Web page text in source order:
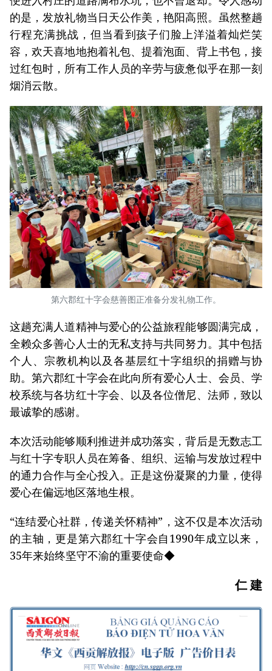
的是，发放礼物当日天公作美，艳阳高照。虽然整趟
行程充满挑战，但当看到孩子们脸上洋溢着灿烂笑
容，欢天喜地地抱着礼包、提着泡面、背上书包，接
过红包时，所有工作人员的辛劳与疲惫似乎在那一刻
烟消云散。
第六郡红十字会慈善图正准备分发礼物工作。
这趟充满人道精神与爱心的公益旅程能够圆满完成，
全赖众多善心人士的无私支持与共同努力。其中包括
个人、宗教机构以及各基层红十字组织的捐赠与协
助。第六郡红十字会在此向所有爱心人士、会员、学
校系统与各坊红十字会、以及各位僧尼、法师，致以
最诚挚的感谢。
本次活动能够顺利推进并成功落实，背后是无数志工
与红十字专职人员在筹备、组织、运输与发放过程中
的通力合作与全心投入。正是这份凝聚的力量，使得
爱心在偏远地区落地生根。
“连结爱心社群，传递关怀精神”，这不仅是本次活动
的主轴，更是第六郡红十字会自1990年成立以来，
35年来始终坚守不渝的重要使命◆
仁 建